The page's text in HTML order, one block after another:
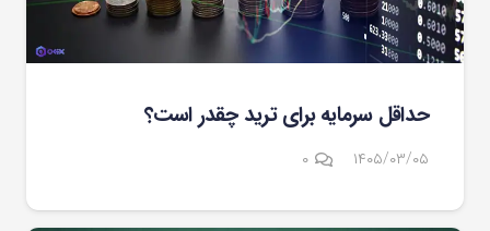
حداقل سرمایه برای ترید چقدر است؟
۱۴۰۵/۰۳/۰۵ ۰